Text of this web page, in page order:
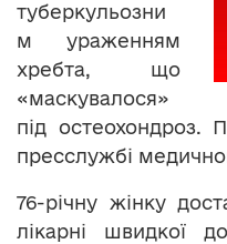
туберкульозни
м ураженням
хребта, що
«маскувалося»
під остеохондроз.
пресслужбі
76-річну жінку
лікарні швидкої